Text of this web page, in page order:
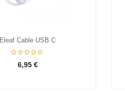
Eleaf Cable USB C
6,95 €